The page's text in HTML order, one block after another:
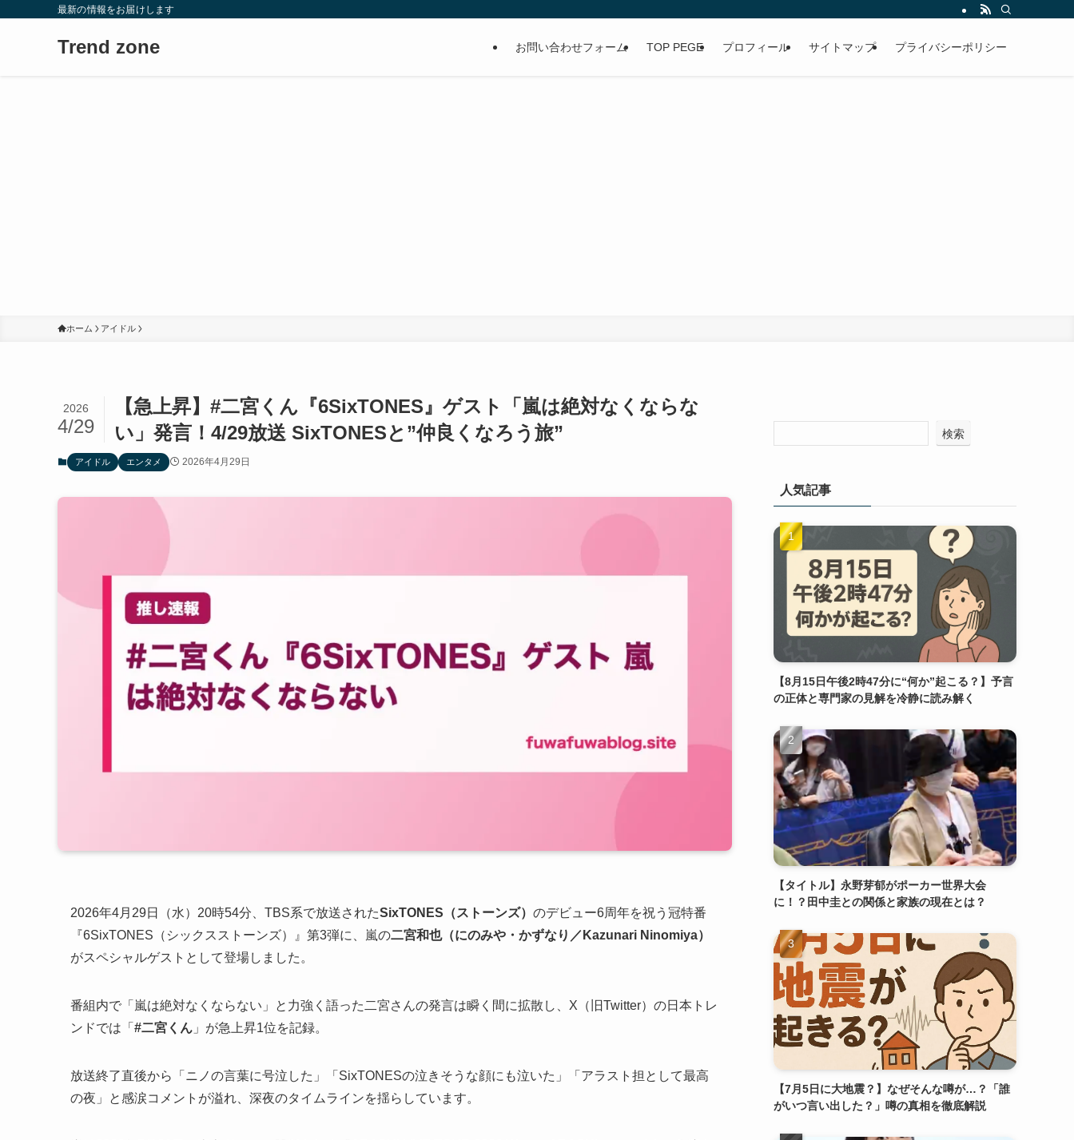
最新の情報をお届けします
Trend zone お問い合わせフォーム TOP PEGE プロフィール サイトマップ プライバシーポリシー
ホーム アイドル
【急上昇】#二宮くん『6SixTONES』ゲスト「嵐は絶対なくならな
い」発言！4/29放送 SixTONESと”仲良くなろう旅”
2026
4/29
アイドル エンタメ 2026年4月29日
2026年4月29日（水）20時54分、TBS系で放送されたSixTONES（ストーンズ） のデビュー6周年を祝う冠特番
『6SixTONES（シックスストーンズ）』第3弾に、嵐の二宮和也（にのみや・かずなり／Kazunari Ninomiya）
がスペシャルゲストとして登場しました。
番組内で「嵐は絶対なくならない」と力強く語った二宮さんの発言は瞬く間に拡散し、X（旧Twitter）の日本トレ
ンドでは「 #二宮くん 」が急上昇1位を記録。
放送終了直後から「ニノの言葉に号泣した」「SixTONESの泣きそうな顔にも泣いた」「アラスト担として最高
の夜」と感涙コメントが溢れ、深夜のタイムラインを揺らしています。
検索
人気記事
【8月15日午後2時47分に“何か”起こる？】予言
の正体と専門家の見解を冷静に読み解く
【タイトル】永野芽郁がポーカー世界大会
に！？田中圭との関係と家族の現在とは？
【7月5日に大地震？】なぜそんな噂が…？「誰
がいつ言い出した？」噂の真相を徹底解説